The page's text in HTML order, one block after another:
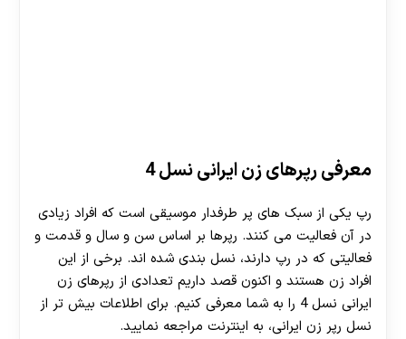
معرفی رپرهای زن ایرانی نسل 4
رپ یکی از سبک های پر طرفدار موسیقی است که افراد زیادی
در آن فعالیت می کنند. رپرها بر اساس سن و سال و قدمت و
فعالیتی که در رپ دارند، نسل بندی شده اند. برخی از این
افراد زن هستند و اکنون قصد داریم تعدادی از رپرهای زن
ایرانی نسل 4 را به شما معرفی کنیم. برای اطلاعات بیش تر از
نسل رپر زن ایرانی، به اینترنت مراجعه نمایید.